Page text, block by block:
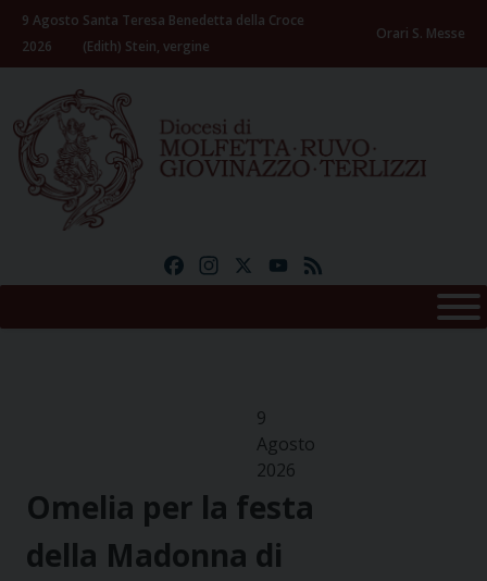
Skip
content
9 Agosto
2026
Santa Teresa Benedetta della Croce
(Edith) Stein, vergine
Orari S. Messe
FacebookInstagramYouTube
9
Agosto
2026
Omelia per la festa
della Madonna di